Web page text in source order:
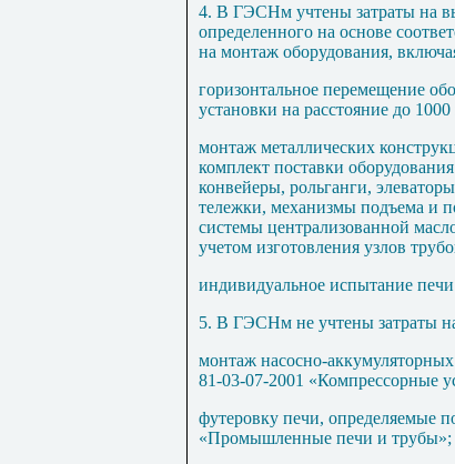
4. В ГЭСНм учтены затраты на
определенного на основе
на монтаж оборудования,
горизонтальное перемещение
установки на расстояние до
монтаж металлических
комплект поставки
конвейеры, рольганги,
тележки, механизмы подъема и
системы централизованной
учетом изготовления узлов
индивидуальное испытание
5. В ГЭСНм не учтены затраты
монтаж насосно-
81-03-07-2001 «Компрессорные
футеровку печи, определяемые
«Промышленные печи и трубы»;